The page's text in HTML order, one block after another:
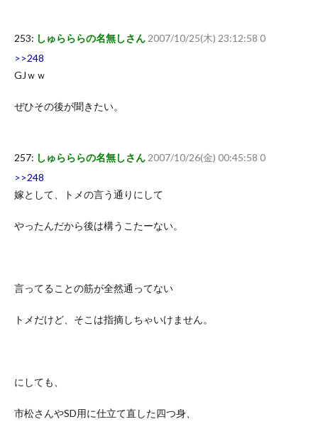
253: しゅらららの名無しさん 2007/10/25(木) 23:12:58 0
>>248
GJｗｗ
ぜひその後が聞きたい。
257: しゅらららの名無しさん 2007/10/26(金) 00:45:58 0
>>248
嫁として、トメの言う通りにして
やったんだから後は構うこたーない。
言ってることの筋が全然通ってない
トメだけど、そこは指摘しちゃいけません。
にしても、
市松さんやSD用に仕立て直した四つ身、